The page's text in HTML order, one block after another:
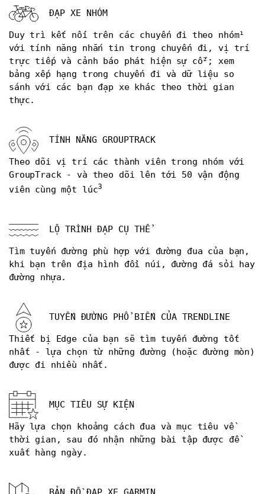
ĐẠP XE NHÓM
Duy trì kết nối trên các chuyến đi theo nhóm¹
với tính năng nhắn tin trong chuyến đi, vị trí
trực tiếp và cảnh báo phát hiện sự cố²; xem
bảng xếp hạng trong chuyến đi và dữ liệu so
sánh với các bạn đạp xe khác theo thời gian
thực.
TÍNH NĂNG GROUPTRACK
Theo dõi vị trí các thành viên trong nhóm với
GroupTrack - và theo dõi lên tới 50 vận động
viên cùng một lúc3
LỘ TRÌNH ĐẠP CỤ THỂ
Tìm tuyến đường phù hợp với đường đua của bạn,
khi bạn trên địa hình đồi núi, đường đá sỏi hay
đường nhựa.
TUYẾN ĐƯỜNG PHỔ BIẾN CỦA TRENDLINE
Thiết bị Edge của bạn sẽ tìm tuyến đường tốt
nhất - lựa chọn từ những đường (hoặc đường mòn)
được đi nhiều nhất.
MỤC TIÊU SỰ KIỆN
Hãy lựa chọn khoảng cách đua và mục tiêu về
thời gian, sau đó nhận những bài tập được đề
xuất hàng ngày.